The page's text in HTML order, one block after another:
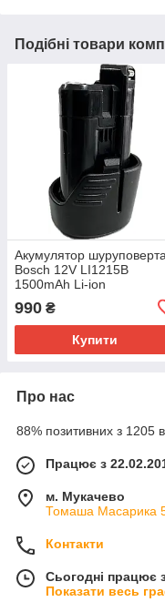
Подібні товари
Акумулятор шуруповерта
Bosch 12V LI1215B
1500mAh Li-ion
990 ₴
Купити
Про нас
88% позитивних з 1205
Працює з
м. Мукачево
Томаша Масарика
Контакти
Сьогодні працює
Показати весь